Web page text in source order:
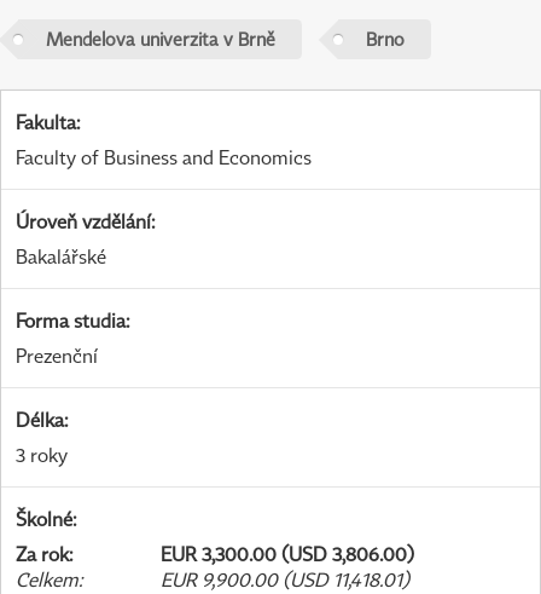
Mendelova univerzita v Brně Brno
Fakulta:
Faculty of Business and Economics
Úroveň vzdělání:
Bakalářské
Forma studia:
Prezenční
Délka:
3 roky
Školné:
Za rok:
EUR 3,300.00 (USD 3,806.00)
Celkem: EUR 9,900.00 (USD 11,418.01)